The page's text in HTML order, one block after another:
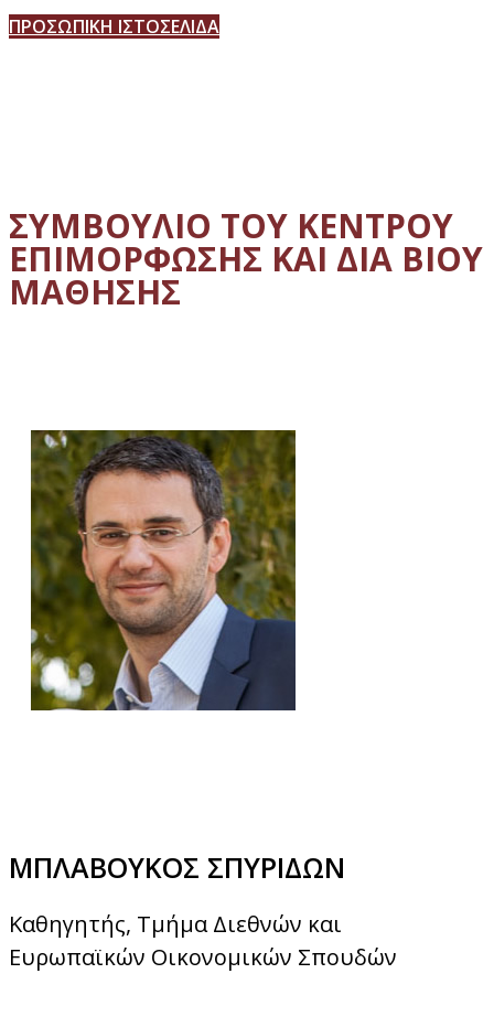
ΠΡΟΣΩΠΙΚΗ ΙΣΤΟΣΕΛΙΔΑ
ΣΥΜΒΟΥΛΙΟ ΤΟΥ ΚΕΝΤΡΟΥ
ΕΠΙΜΟΡΦΩΣΗΣ ΚΑΙ ΔΙΑ ΒΙΟΥ
ΜΑΘΗΣΗΣ
ΜΠΛΑΒΟΥΚΟΣ ΣΠΥΡΙΔΩΝ
Καθηγητής, Τμήμα Διεθνών και
Ευρωπαϊκών Οικονομικών Σπουδών